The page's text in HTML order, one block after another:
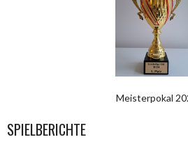
Meisterpokal
SPIELBERICHTE